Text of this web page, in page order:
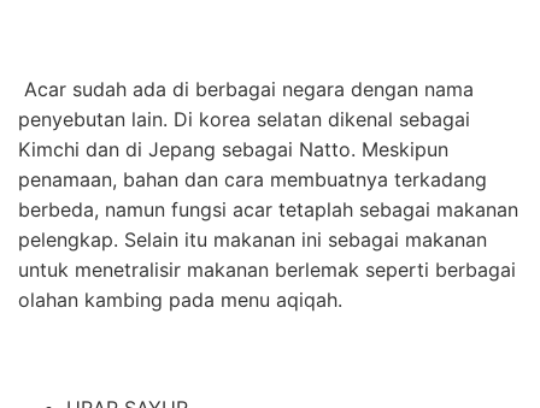
Acar sudah ada di berbagai negara dengan nama
penyebutan lain. Di korea selatan dikenal sebagai
Kimchi dan di Jepang sebagai Natto. Meskipun
penamaan, bahan dan cara membuatnya terkadang
berbeda, namun fungsi acar tetaplah sebagai makanan
pelengkap. Selain itu makanan ini sebagai makanan
untuk menetralisir makanan berlemak seperti berbagai
olahan kambing pada menu aqiqah.